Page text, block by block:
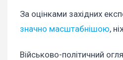
За оцінками західних
значно масштабнішою,
Військово-політичний